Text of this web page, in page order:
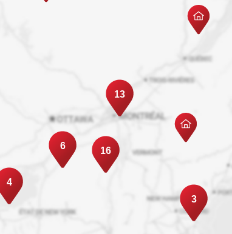
6
4
13
3
16